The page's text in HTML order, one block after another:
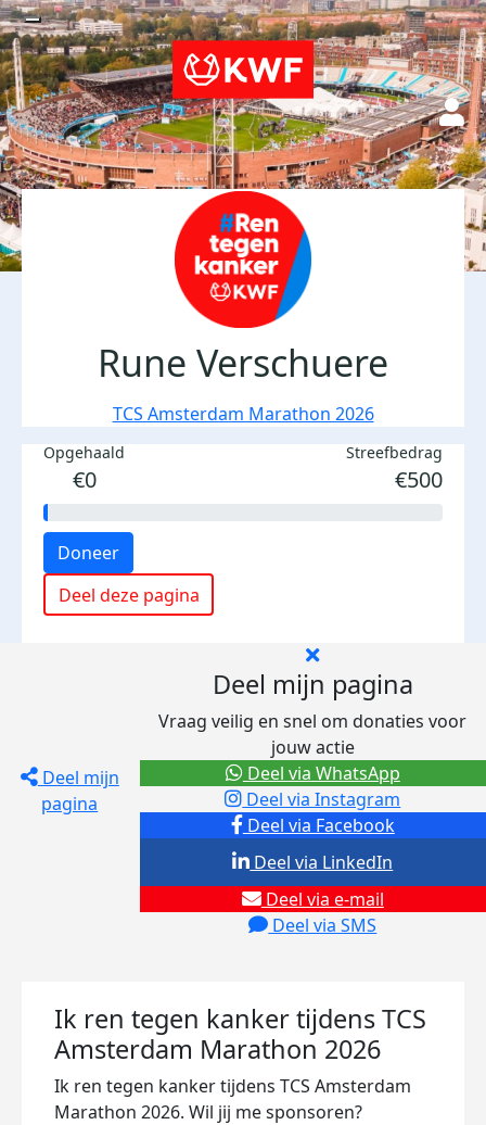
Rune Verschuere
TCS Amsterdam Marathon 2026
Opgehaald
€0
Streefbedrag
€500
Doneer
Deel deze pagina
Deel mijn
pagina
Deel mijn pagina
Vraag veilig en snel om donaties voor
jouw actie
Deel via Facebook
Deel via Instagram
Deel via e-mail
Deel via SMS
Deel via LinkedIn
Deel via WhatsApp
Ik ren tegen kanker tijdens TCS
Amsterdam Marathon 2026
Ik ren tegen kanker tijdens TCS Amsterdam
Marathon 2026. Wil jij me sponsoren?